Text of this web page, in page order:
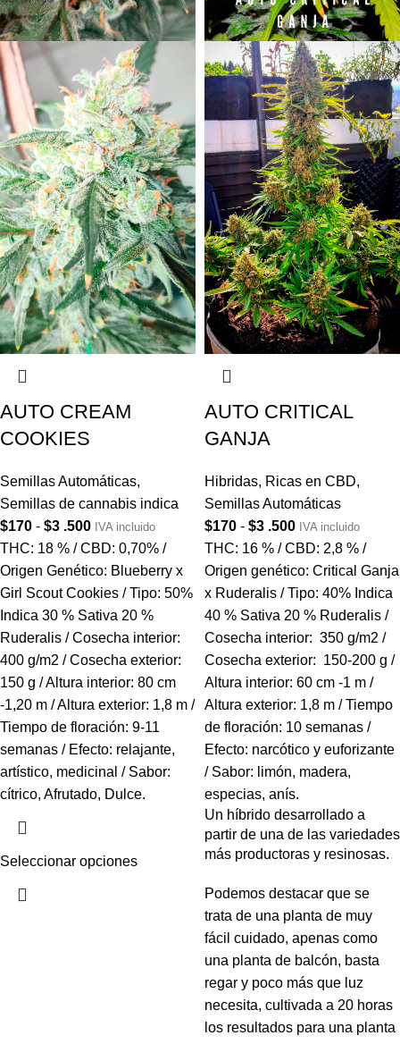
AUTO CREAM
COOKIES
Semillas Automáticas,
Semillas de cannabis indica
$170 - $3 .500 IVA incluido
THC: 18 % / CBD: 0,70% /
Origen Genético: Blueberry x
Girl Scout Cookies / Tipo: 50%
Indica 30 % Sativa 20 %
Ruderalis / Cosecha interior:
400 g/m2 / Cosecha exterior:
150 g / Altura interior: 80 cm
-1,20 m / Altura exterior: 1,8 m /
Tiempo de floración: 9-11
semanas / Efecto: relajante,
artístico, medicinal / Sabor:
cítrico, Afrutado, Dulce.
Seleccionar opciones
AUTO CRITICAL
GANJA
Hibridas, Ricas en CBD,
Semillas Automáticas
$170 - $3 .500 IVA incluido
THC: 16 % / CBD: 2,8 % /
Origen genético: Critical Ganja
x Ruderalis / Tipo: 40% Indica
40 % Sativa 20 % Ruderalis /
Cosecha interior: 350 g/m2 /
Cosecha exterior: 150-200 g /
Altura interior: 60 cm -1 m /
Altura exterior: 1,8 m / Tiempo
de floración: 10 semanas /
Efecto: narcótico y euforizante
/ Sabor: limón, madera,
especias, anís.
Un híbrido desarrollado a
partir de una de las variedades
más productoras y resinosas.
Podemos destacar que se
trata de una planta de muy
fácil cuidado, apenas como
una planta de balcón, basta
regar y poco más que luz
necesita, cultivada a 20 horas
los resultados para una planta